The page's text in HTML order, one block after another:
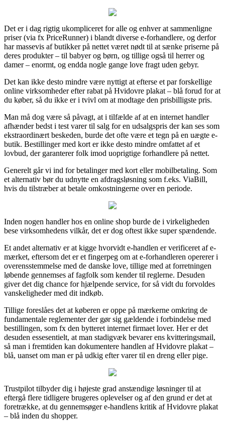
Det er i dag rigtig ukompliceret for alle og enhver at sammenligne
priser (via fx PriceRunner) i blandt diverse e-forhandlere, og derfor
har massevis af butikker på nettet været nødt til at sænke priserne på
deres produkter – til babyer og børn, og tillige også til herrer og
damer – enormt, og endda nogle gange love fragt uden gebyr.
Det kan ikke desto mindre være nyttigt at efterse et par forskellige
online virksomheder efter rabat på Hvidovre plakat – blå forud for at
du køber, så du ikke er i tvivl om at modtage den prisbilligste pris.
Man må dog være så påvagt, at i tilfælde af at en internet handler
afhænder bedst i test varer til salg for en udsalgspris der kan ses som
ekstraordinært beskeden, burde det ofte være et tegn på en uægte e-
butik. Bestillinger med kort er ikke desto mindre omfattet af et
lovbud, der garanterer folk imod uoprigtige forhandlere på nettet.
Generelt går vi ind for betalinger med kort eller mobilbetaling. Som
et alternativ bør du udnytte en afdragsløsning som f.eks. ViaBill,
hvis du tilstræber at betale omkostningerne over en periode.
Inden nogen handler hos en online shop burde de i virkeligheden
bese virksomhedens vilkår, det er dog oftest ikke super spændende.
Et andet alternativ er at kigge hvorvidt e-handlen er verificeret af e-
mærket, eftersom det er et fingerpeg om at e-forhandleren opererer i
overensstemmelse med de danske love, tillige med at forretningen
løbende gennemses af fagfolk som kender til reglerne. Desuden
giver det dig chance for hjælpende service, for så vidt du forvoldes
vanskeligheder med dit indkøb.
Tillige foreslåes det at køberen er oppe på mærkerne omkring de
fundamentale reglementer der gør sig gældende i forbindelse med
bestillingen, som fx den bytteret internet firmaet lover. Her er det
desuden essesentielt, at man stadigvæk bevarer ens kvitteringsmail,
så man i fremtiden kan dokumentere handlen af Hvidovre plakat –
blå, uanset om man er på udkig efter varer til en dreng eller pige.
Trustpilot tilbyder dig i højeste grad anstændige løsninger til at
eftergå flere tidligere brugeres oplevelser og af den grund er det at
foretrække, at du gennemsøger e-handlens kritik af Hvidovre plakat
– blå inden du shopper.